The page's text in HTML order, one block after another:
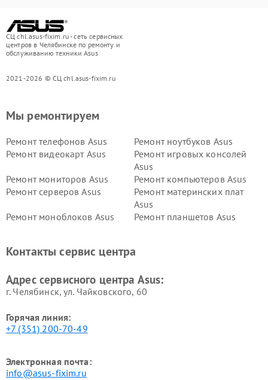
СЦ chl.asus-fixim.ru - сеть сервисных
центров в Челябинске по ремонту и
обслуживанию техники Asus
2021-2026 © СЦ chl.asus-fixim.ru
Мы ремонтируем
Ремонт телефонов Asus
Ремонт ноутбуков Asus
Ремонт видеокарт Asus
Ремонт игровых консолей
Asus
Ремонт мониторов Asus
Ремонт компьютеров Asus
Ремонт серверов Asus
Ремонт материнских плат
Asus
Ремонт моноблоков Asus
Ремонт планшетов Asus
Контакты сервис центра
Адрес сервисного центра Asus:
г. Челябинск, ул. Чайковского, 60
Горячая линия:
+7 (351) 200-70-49
Электронная почта:
info@asus-fixim.ru